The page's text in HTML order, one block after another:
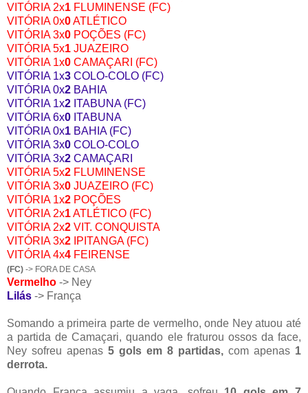
VITÓRIA 2x1 FLUMINENSE (FC)
VITÓRIA 0x0ATLÉTICO
VITÓRIA 3x0 POÇÕES (FC)
VITÓRIA 5x1 JUAZEIRO
VITÓRIA 1x0 CAMAÇARI (FC)
VITÓRIA 1x3 COLO-COLO (FC)
VITÓRIA 0x2 BAHIA
VITÓRIA 1x2 ITABUNA (FC)
VITÓRIA 6x0 ITABUNA
VITÓRIA 0x1 BAHIA (FC)
VITÓRIA 3x0 COLO-COLO
VITÓRIA 3x2 CAMAÇARI
VITÓRIA 5x2 FLUMINENSE
VITÓRIA 3x0 JUAZEIRO (FC)
VITÓRIA 1x2 POÇÕES
VITÓRIA 2x1ATLÉTICO (FC)
VITÓRIA 2x2 VIT. CONQUISTA
VITÓRIA 3x2 IPITANGA (FC)
VITÓRIA 4x4 FEIRENSE
(FC) -> FORA DE CASA
Vermelho -> Ney
Lilás -> França
Somando a primeira parte de vermelho, onde Ney atuou até
a partida de Camaçari, quando ele fraturou ossos da face,
Ney sofreu apenas 5 gols em 8 partidas, com apenas 1
derrota.